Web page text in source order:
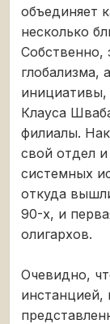
объединяет
несколько
Собственно,
глобализма,
инициативы,
Клауса
филиалы.
свой отдел
системных
откуда
90-х, и
олигархов.
Очевидно,